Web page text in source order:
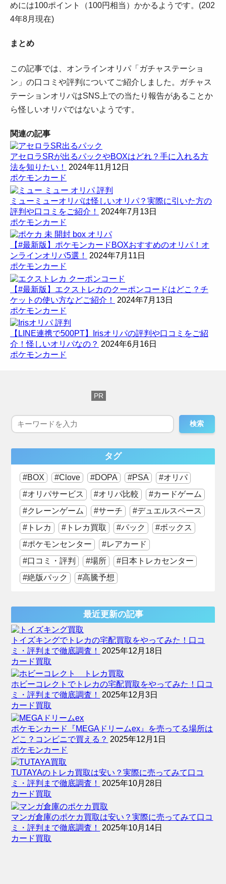
めには100ポイント（100円相当）かかるようです。(202
4年8月現在)
まとめ
この記事では、オンラインオリパ「ガチャステーショ
ン」の口コミや評判についてご紹介しました。ガチャス
テーションオリパはSNS上での当たり報告があることか
ら怪しいオリパではないようです。
関連の記事
アセロラSRが出るパックやBOXはどれ？手に入れる方
法を知りたい！
2024年11月12日
ポケモンカード
ミューミューオリパは怪しいオリパ？実際に引いた方の
評判や口コミをご紹介！
2024年7月13日
ポケモンカード
【#最新版】ポケモンカードBOXおすすめのオリパ！オ
ンラインオリパ5選！
2024年7月11日
ポケモンカード
【#最新版】エクストレカのクーポンコードはどこ？チ
ケットの使い方などご紹介！
2024年7月13日
ポケモンカード
【LINE連携で500PT】Irisオリパの評判や口コミをご紹
介！怪しいオリパなの？ 2024年6月16日
ポケモンカード
検索
タグ
BOX Clove DOPA PSA
オリパ
オリパサービス
オリパ比較
カードゲーム
クレーンゲーム
サーチ
デュエルスペース
トレカ
トレカ買取 パック
ボックス
ポケモンセンター
レアカード
口コミ・評判
場所
日本トレカセンター
絶版パック
高騰予想
最近更新の記事
トイズキングでトレカの宅配買取をやってみた！口コ
ミ・評判まで徹底調査！
2025年12月18日
カード買取
ホビーコレクトでトレカの宅配買取をやってみた！口コ
ミ・評判まで徹底調査！
2025年12月3日
カード買取
ポケモンカード『MEGAドリームex』を売ってる場所は
どこ？コンビニで買える？ 2025年12月1日
ポケモンカード
TUTAYAのトレカ買取は安い？実際に売ってみて口コ
ミ・評判まで徹底調査！
2025年10月28日
カード買取
マンガ倉庫のポケカ買取は安い？実際に売ってみて口コ
ミ・評判まで徹底調査！
2025年10月14日
カード買取